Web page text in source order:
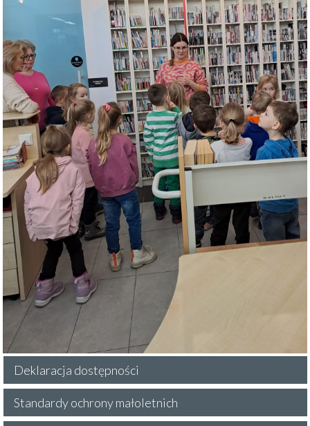
Deklaracja dostępności
Standardy ochrony małoletnich